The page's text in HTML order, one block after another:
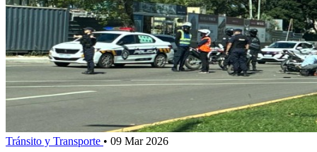
Tránsito y Transporte • 09 Mar 2026